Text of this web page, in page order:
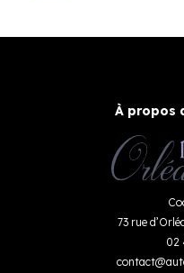
À propos
73 rue
02
contact@